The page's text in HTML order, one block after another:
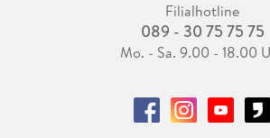
Filialhotline
089 - 30 75 75 75
Mo. - Sa. 9.00 - 18.00